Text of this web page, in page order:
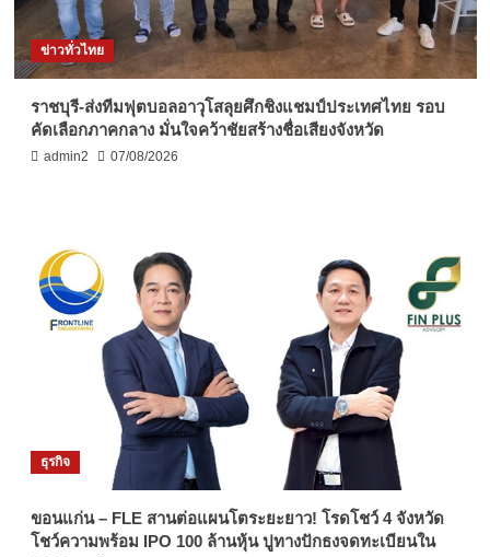
ข่าวทั่วไทย
ราชบุรี-ส่งทีมฟุตบอลอาวุโสลุยศึกชิงแชมป์ประเทศไทย รอบ
คัดเลือกภาคกลาง มั่นใจคว้าชัยสร้างชื่อเสียงจังหวัด
admin2 07/08/2026
ธุรกิจ
ขอนแก่น – FLE สานต่อแผนโตระยะยาว! โรดโชว์ 4 จังหวัด
โชว์ความพร้อม IPO 100 ล้านหุ้น ปูทางปักธงจดทะเบียนใน